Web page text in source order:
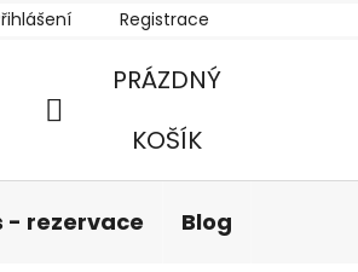
Registrace
NÁKUPNÍ
PRÁZDNÝ
KOŠÍK
- rezervace Blog